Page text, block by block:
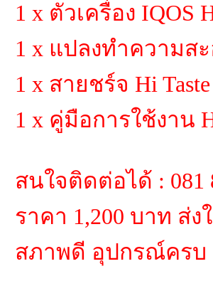
1 x ตัวเครื่อง IQOS
1 x แปลงทำความสะ
1 x สายชร์จ Hi Taste
1 x คู่มือการใช้งาน
สนใจติดต่อได้ : 081
ราคา 1,200 บาท ส่
สภาพดี อุปกรณ์ครบ